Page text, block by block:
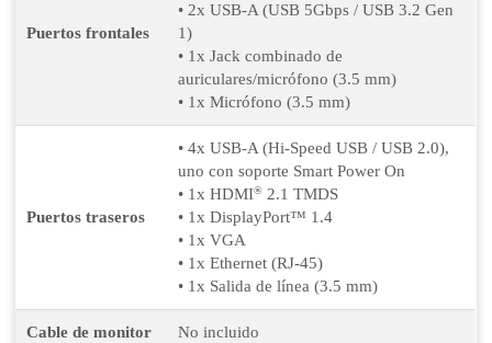
Puertos frontales
• 2x USB-A (USB 5Gbps / USB 3.2 Gen
1)
• 1x Jack combinado de
auriculares/micrófono (3.5 mm)
• 1x Micrófono (3.5 mm)
Puertos traseros
• 4x USB-A (Hi-Speed USB / USB 2.0),
uno con soporte Smart Power On
• 1x HDMI® 2.1 TMDS
• 1x DisplayPort™ 1.4
• 1x VGA
• 1x Ethernet (RJ-45)
• 1x Salida de línea (3.5 mm)
Cable de monitor No incluido